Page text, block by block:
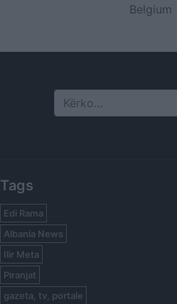
Belgium
Search
Tags
Edi Rama
Albania News
Ilir Meta
Piranjat
gazeta, tv, portale